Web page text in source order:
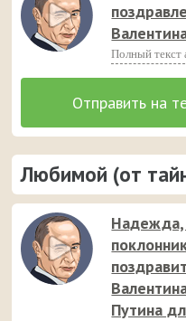
Полный текст
Любимой (от
Надежда,
Путина